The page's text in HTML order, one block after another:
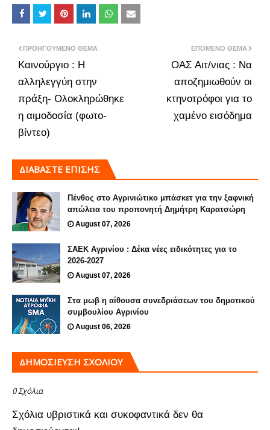
ΕΠΌΜΕΝΟ ΘΈΜΑ
ΟΑΣ Αιτ/νιας : Να
αποζημιωθούν οι
κτηνοτρόφοι για το
χαμένο εισόδημα
ΠΡΟΗΓΟΎΜΕΝΟ ΘΈΜΑ
Καινούργιο : Η
αλληλεγγύη στην
πράξη- Ολοκληρώθηκε
η αιμοδοσία (φωτο-
βίντεο)
ΔΙΑΒΑΣΤΕ ΕΠΙΣΗΣ
Πένθος στο Αγρινιώτικο μπάσκετ για την ξαφνική
απώλεια του προπονητή Δημήτρη Καρατσώρη
August 07, 2026
ΣΑΕΚ Αγρινίου : Δέκα νέες ειδικότητες για το
2026-2027
August 07, 2026
Στα μωβ η αίθουσα συνεδριάσεων του δημοτικού
συμβουλίου Αγρινίου
August 06, 2026
ΔΗΜΟΣΊΕΥΣΗ ΣΧΟΛΊΟΥ
0 Σχόλια
Σχόλια υβριστικά και συκοφαντικά δεν θα